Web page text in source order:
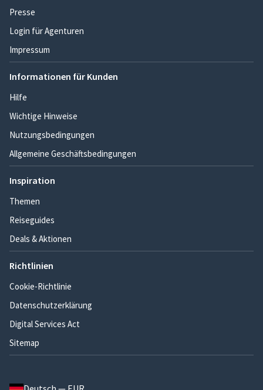
Presse
Login für Agenturen
Impressum
Informationen für Kunden
Hilfe
Wichtige Hinweise
Nutzungsbedingungen
Allgemeine Geschäftsbedingungen
Inspiration
Themen
Reiseguides
Deals & Aktionen
Richtlinien
Cookie-Richtlinie
Datenschutzerklärung
Digital Services Act
Sitemap